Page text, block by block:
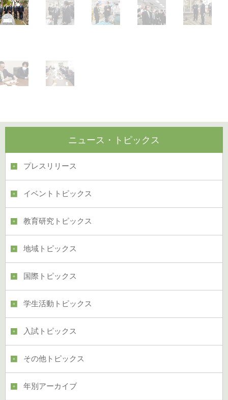
ニュース・トピックス
プレスリリース
イベントトピックス
教育研究トピックス
地域トピックス
国際トピックス
学生活動トピックス
入試トピックス
その他トピックス
年別アーカイブ